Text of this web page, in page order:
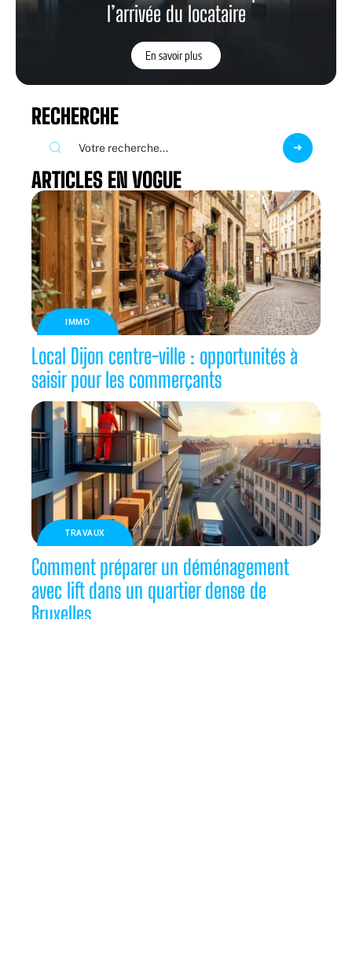
l’arrivée du locataire
En savoir plus
RECHERCHE
ARTICLES EN VOGUE
IMMO
Local Dijon centre-ville : opportunités à
saisir pour les commerçants
TRAVAUX
Comment préparer un déménagement
avec lift dans un quartier dense de
Bruxelles